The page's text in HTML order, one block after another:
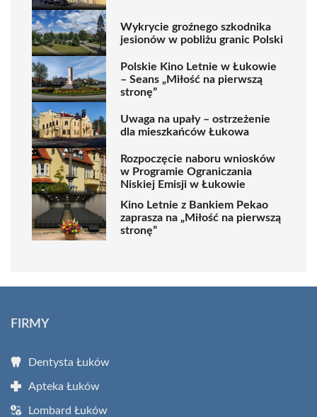
Wykrycie groźnego szkodnika
jesionów w pobliżu granic Polski
Polskie Kino Letnie w Łukowie
– Seans „Miłość na pierwszą
stronę”
Uwaga na upały – ostrzeżenie
dla mieszkańców Łukowa
Rozpoczęcie naboru wniosków
w Programie Ograniczania
Niskiej Emisji w Łukowie
Kino Letnie z Bankiem Pekao
zaprasza na „Miłość na pierwszą
stronę”
FIRMY
Dentysta Łuków
Apteka Łuków
Lombard Łuków